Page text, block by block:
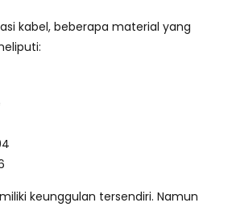
kabel, beberapa material yang
keunggulan tersendiri. Namun